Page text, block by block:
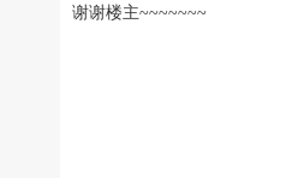
谢谢楼主~~~~~~~